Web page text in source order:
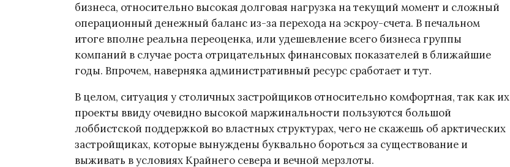
бизнеса, относительно высокая долговая нагрузка на текущий момент и сложный
операционный денежный баланс из-за перехода на эскроу-счета. В печальном
итоге вполне реальна переоценка, или удешевление всего бизнеса группы
компаний в случае роста отрицательных финансовых показателей в ближайшие
годы. Впрочем, наверняка административный ресурс сработает и тут.
В целом, ситуация у столичных застройщиков относительно комфортная, так как их
проекты ввиду очевидно высокой маржинальности пользуются большой
лоббистской поддержкой во властных структурах, чего не скажешь об арктических
застройщиках, которые вынуждены буквально бороться за существование и
выживать в условиях Крайнего севера и вечной мерзлоты.